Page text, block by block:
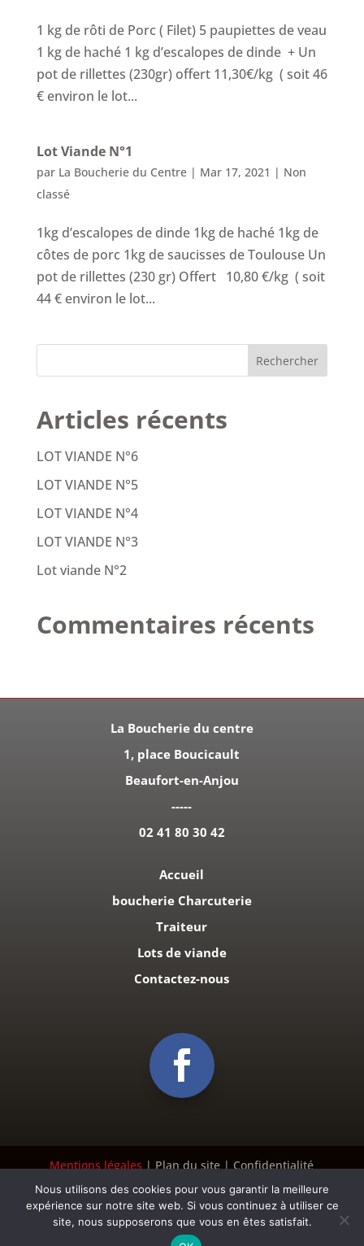
1 kg de rôti de Porc ( Filet) 5 paupiettes de veau
1 kg de haché 1 kg d’escalopes de dinde + Un
pot de rillettes (230gr) offert 11,30€/kg ( soit 46
€ environ le lot...
Lot Viande N°1
par La Boucherie du Centre| Mar 17, 2021 | Non
classé
1kg d’escalopes de dinde 1kg de haché 1kg de
côtes de porc 1kg de saucisses de Toulouse Un
pot de rillettes (230 gr) Offert 10,80 €/kg ( soit
44 € environ le lot...
Articles récents
LOT VIANDE N°6
LOT VIANDE N°5
LOT VIANDE N°4
LOT VIANDE N°3
Lot viande N°2
Commentaires récents
La Boucherie du centre
1, place Boucicault
Beaufort-en-Anjou
-----
02 41 80 30 42
Accueil
boucherie Charcuterie
Traiteur
Lots de viande
Contactez-nous
Mentions légales | Plan du site | Confidentialité
Création :Becomes| 2021
Nous utilisons des cookies pour vous garantir la meilleure
expérience sur notre site web. Si vous continuez à utiliser ce
site, nous supposerons que vous en êtes satisfait.